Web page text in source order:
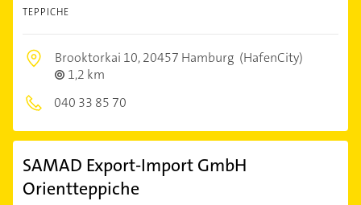
TEPPICHE
Brooktorkai 10,20457 Hamburg (HafenCity)
1,2 km
040 33 85 70
SAMAD Export-Import GmbH
Orientteppiche